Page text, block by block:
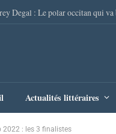
Actualités littéraires
2022 : les 3 finalistes